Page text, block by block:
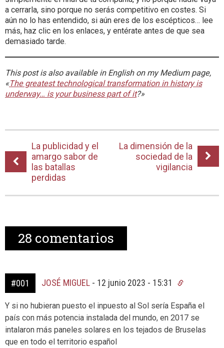
a cerrarla, sino porque no serás competitivo en costes. Si
aún no lo has entendido, si aún eres de los escépticos… lee
más, haz clic en los enlaces, y entérate antes de que sea
demasiado tarde.
This post is also available in English on my Medium page,
«The greatest technological transformation in history is
underway… is your business part of it?»
La publicidad y el
amargo sabor de
las batallas
perdidas
La dimensión de la
sociedad de la
vigilancia
28 comentarios
#001 JOSÉ MIGUEL - 12 junio 2023 - 15:31
Y si no hubieran puesto el inpuesto al Sol sería España el
país con más potencia instalada del mundo, en 2017 se
intalaron más paneles solares en los tejados de Bruselas
que en todo el territorio español